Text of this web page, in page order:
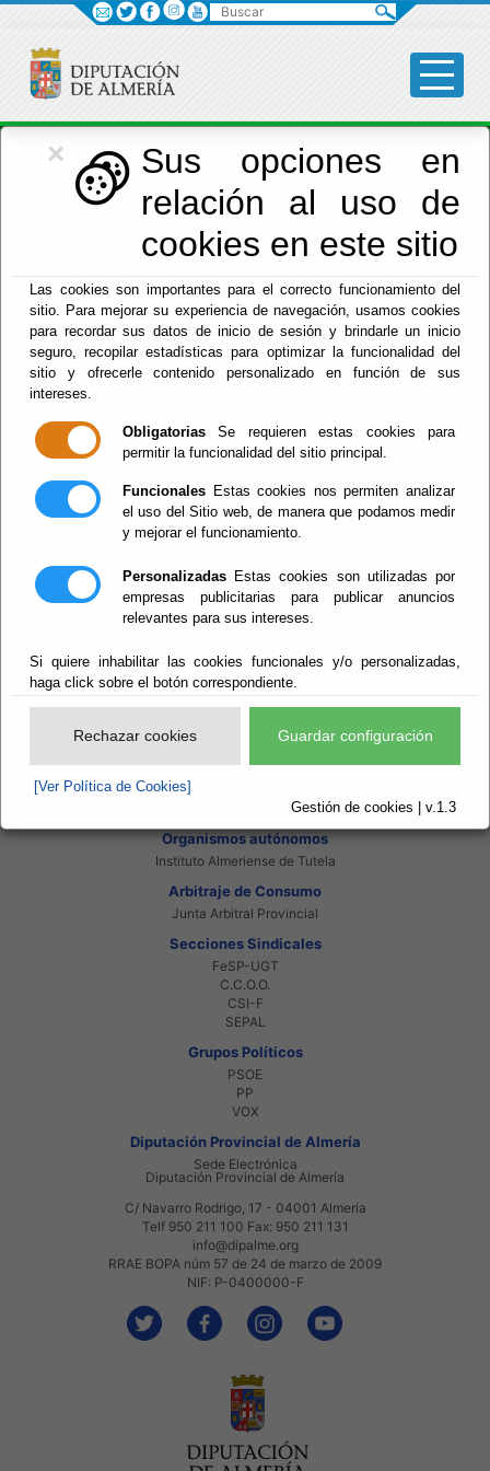
×
Sus opciones en
relación al uso de
cookies en este sitio
Las cookies son importantes para el correcto funcionamiento del
sitio. Para mejorar su experiencia de navegación, usamos cookies
para recordar sus datos de inicio de sesión y brindarle un inicio
seguro, recopilar estadísticas para optimizar la funcionalidad del
sitio y ofrecerle contenido personalizado en función de sus
intereses.
Obligatorias Se requieren estas cookies para
permitir la funcionalidad del sitio principal.
Funcionales Estas cookies nos permiten analizar
el uso del Sitio web, de manera que podamos medir
y mejorar el funcionamiento.
Personalizadas Estas cookies son utilizadas por
empresas publicitarias para publicar anuncios
relevantes para sus intereses.
Si quiere inhabilitar las cookies funcionales y/o personalizadas,
haga click sobre el botón correspondiente.
Rechazar cookies Guardar configuración
[Ver Política de Cookies]
Gestión de cookies | v.1.3
Economía
Menú Hacienda
El documento con referenciaDP-SPGTR-
PAGARTRIBUTOS-XX no existe.
Red Provincial
Intranet Provincial
Intranet Beneficiarios
Servicios EE.LL.
Red Provincial
Beneficiarios Red Provincial
Punto de Informacion del Catastro
Agencia Tributaria
Junta de Andalucia
Manual del Concejal
Consorcios
Bomberos Poniente
Almanzora Levante R.T.R.S.U.
Gestión de Residuos Sector-II
Organismos autónomos
Instituto Almeriense de Tutela
Arbitraje de Consumo
Junta Arbitral Provincial
Secciones Sindicales
FeSP-UGT
C.C.O.O.
CSI-F
SEPAL
Grupos Políticos
PSOE
PP
VOX
Diputación Provincial de Almería
Sede Electrónica
Diputación Provincial de Almería
C/ Navarro Rodrigo, 17 - 04001 Almería
Telf 950 211 100 Fax: 950 211 131
info@dipalme.org
RRAE BOPA núm 57 de 24 de marzo de 2009
NIF: P-0400000-F
Buscar